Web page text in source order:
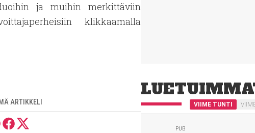
ja muihin merkittäviin
klikkaamalla
ARTIKKELI VIIME TUNTI